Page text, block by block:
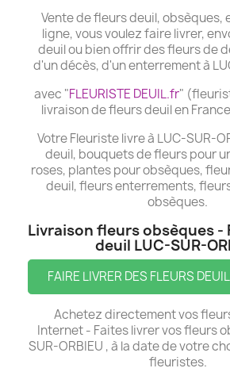
Vente de fleurs deuil, obsèques,
ligne, vous voulez faire livrer,
deuil ou bien offrir des fleurs de
d'un décès, d'un enterrement à
avec "FLEURISTE DEUIL.fr"
livraison de fleurs deuil en
Votre Fleuriste livre à LUC-SUR-
deuil, bouquets de fleurs pour
roses, plantes pour obsèques,
deuil, fleurs enterrements,
obsèques.
Livraison fleurs obsèques -
deuil LUC-SUR-
FAIRE LIVRER DES FLEURS
Achetez directement vos
Internet - Faites livrer vos fleurs
SUR-ORBIEU , à la date de votre
fleuristes.